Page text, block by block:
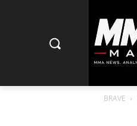
BRAVE